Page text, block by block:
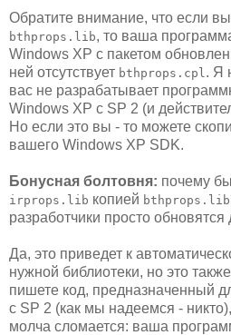
Обратите внимание, что если вы
bthprops.lib, то ваша
Windows XP с пакетом
ней отсутствует bthprops.cpl . Я
вас не разрабатывает
Windows XP с SP 2 (и
Но если это вы - то можете
вашего Windows XP SDK.
Бонусная болтовня: почему
irprops.lib копией bthprops.lib
разработчики просто
Да, это приведет к
нужной библиотеки, но это
пишете код, предназначенный
с SP 2 (как мы надеемся -
молча сломается: ваша